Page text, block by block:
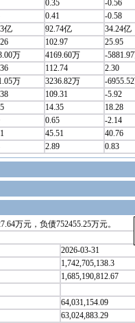
0.35
-0.56
0.41
-0.58
亿 92.74亿
34.24亿
102.97
25.95
万 4169.60万
-
112.74
2.30
万 3236.82万
-
109.31
-5.92
14.35
18.28
0.65
-2.14
45.51
40.76
2.89 0.83
万元，负债752455.25万元。
2026-03-31
1,742,705,138.3
1,685,190,812.67
64,031,154.09
63,024,883.29